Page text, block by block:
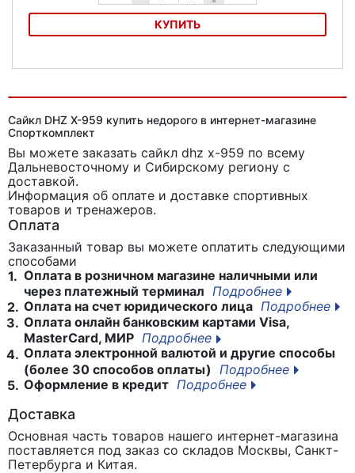
КУПИТЬ
Сайкл DHZ X-959 купить недорого в интернет-магазине
Спорткомплект
Вы можете заказать сайкл dhz x-959 по всему
Дальневосточному и Сибирскому региону с
доставкой.
Информация об оплате и доставке спортивных
товаров и тренажеров.
Оплата
Заказанный товар вы можете оплатить следующими
способами
1. Оплата в розничном магазине наличными или
через платежный терминал Подробнее
2. Оплата на счет юридического лица Подробнее
3. Оплата онлайн банковским картами Visa,
MasterCard, МИР Подробнее
4. Оплата электронной валютой и другие способы
(более 30 способов оплаты)
Подробнее
5. Оформление в кредит Подробнее
Доставка
Основная часть товаров нашего интернет-магазина
поставляется под заказ со складов Москвы, Санкт-
Петербурга и Китая.